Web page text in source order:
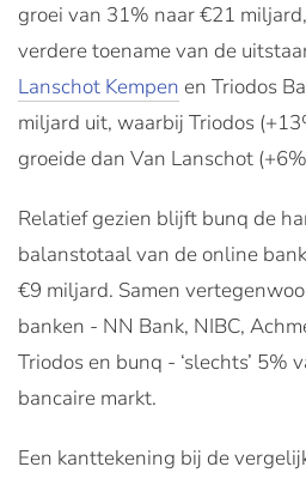
groei van 31% naar €21
verdere toename van de
Lanschot Kempen en Triodos
miljard uit, waarbij Triodos
groeide dan Van Lanschot
Relatief gezien blijft bunq de
balanstotaal van de online
€9 miljard. Samen
banken - NN Bank, NIBC,
Triodos en bunq - ‘slechts’ 5%
bancaire markt.
Een kanttekening bij de